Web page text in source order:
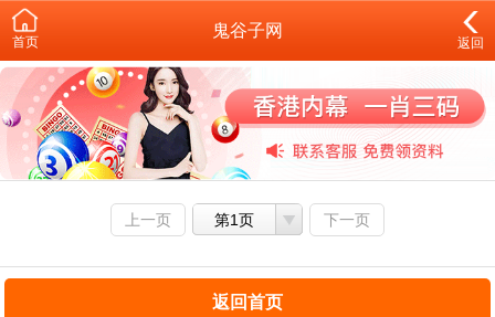
首页
鬼谷子网
返回
上一页 第1页 下一页
返回首页